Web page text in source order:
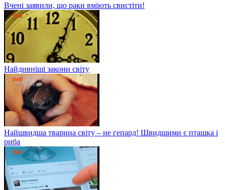
Вчені заявили, що раки вміють свистіти!
Найдивніші закони світу
Найшвидша тварина світу – не гепард! Швидшими є пташка і
риба